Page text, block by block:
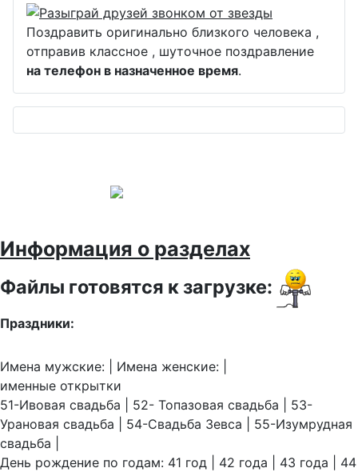
Поздравить оригинально близкого человека ,
отправив классное , шуточное поздравление
на телефон в назначенное время.
Информация о разделах
Файлы готовятся к загрузке:
Праздники:
Имена мужские: | Имена женские: |
именные открытки
51-Ивовая свадьба | 52- Топазовая свадьба | 53-
Урановая свадьба | 54-Свадьба Зевса | 55-Изумрудная
свадьба |
День рождение по годам: 41 год | 42 года | 43 года | 44